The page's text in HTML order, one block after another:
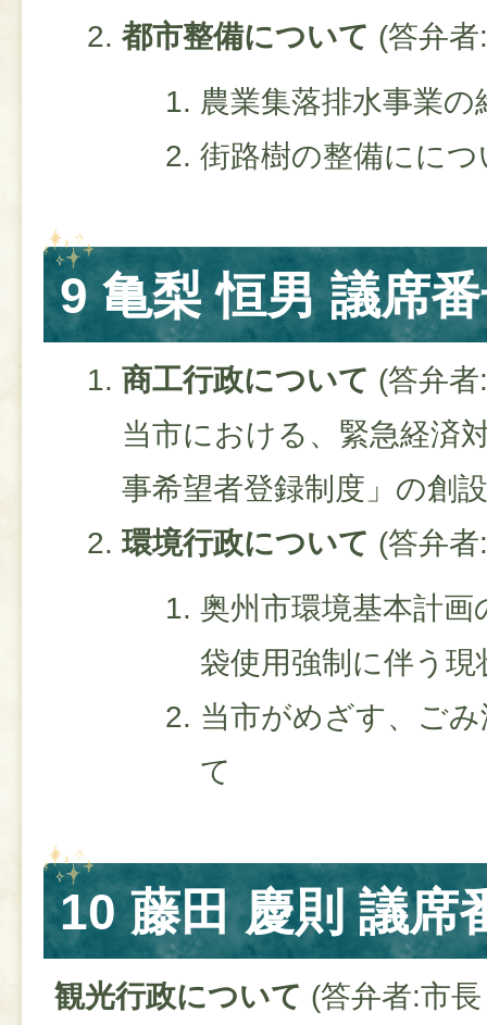
都市整備について (答弁
農業集落排水事業
街路樹の整備ににつ
9 亀梨 恒男 議席
商工行政について (答弁
当市における、緊急経済
事希望者登録制度」の創
環境行政について (答弁
奥州市環境基本計
袋使用強制に伴う
当市がめざす、ご
て
10 藤田 慶則 議席
観光行政について (答弁者:市